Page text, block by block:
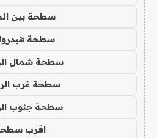
سطحة بين
سطحة
سطحة شمال
سطحة غرب
سطحة جنوب
اقرب